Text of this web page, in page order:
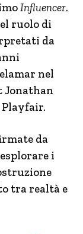
Influencer.
ruolo di
da
nel
Jonathan
Playfair.
da
i
tra realtà e